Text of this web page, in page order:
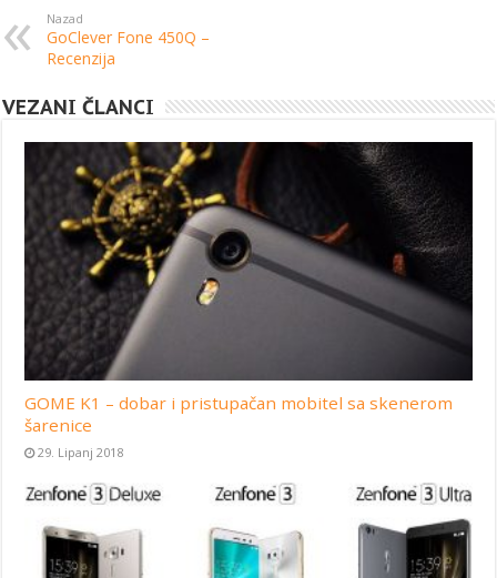
Nazad
GoClever Fone 450Q –
Recenzija
VEZANI ČLANCI
GOME K1 – dobar i pristupačan mobitel sa skenerom
šarenice
29. Lipanj 2018